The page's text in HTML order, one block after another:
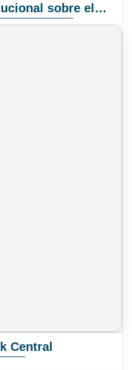
Pronunciamiento Institucional sobre el Proyecto de Ley N° 068/2025-2026 C.S.
Central